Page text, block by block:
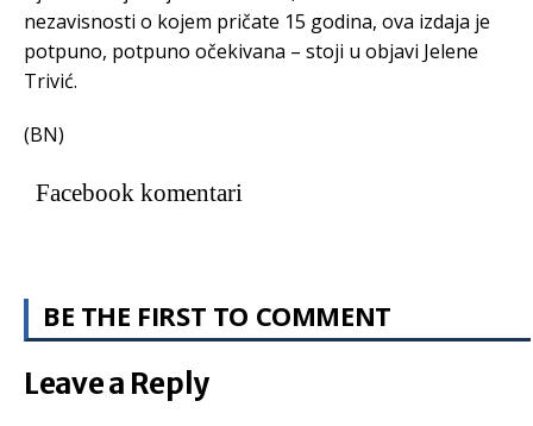
nezavisnosti o kojem pričate 15 godina, ova izdaja je
potpuno, potpuno očekivana – stoji u objavi Jelene
Trivić.
(BN)
Facebook komentari
BE THE FIRST TO COMMENT
Leave a Reply